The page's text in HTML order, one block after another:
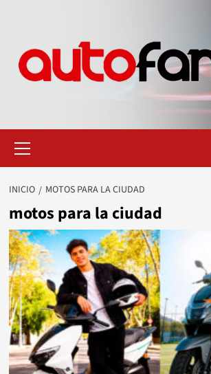
primario
INICIO MOTOS PARA LA CIUDAD
motos para la ciudad